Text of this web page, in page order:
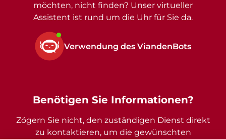
möchten, nicht finden? Unser virtueller
Assistent ist rund um die Uhr für Sie da.
Verwendung des ViandenBots
Benötigen Sie Informationen?
Zögern Sie nicht, den zuständigen Dienst direkt
zu kontaktieren, um die gewünschten